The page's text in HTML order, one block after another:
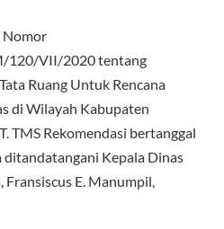
Nomor
120/VII/2020 tentang
Ruang Untuk Rencana
di Wilayah Kabupaten
TMS Rekomendasi bertanggal
Kepala Dinas
E. Manumpil,